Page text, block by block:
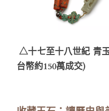
△十七至十八世紀 青
台幣約150萬成交)